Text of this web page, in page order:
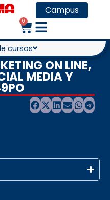
Campus
0
cursos
ON LINE,
MEDIA Y